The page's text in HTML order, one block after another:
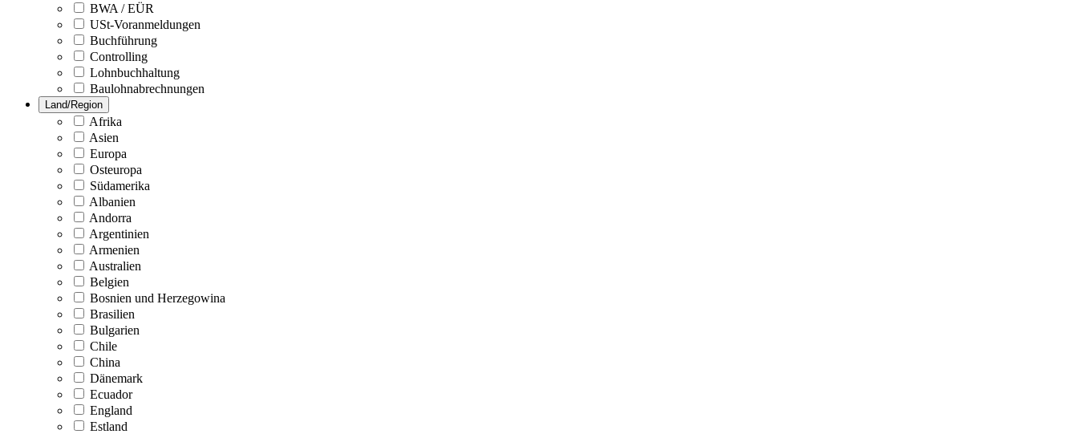
BWA / EÜR
USt-Voranmeldungen
Buchführung
Controlling
Lohnbuchhaltung
Baulohnabrechnungen
Land/Region
Afrika
Asien
Europa
Osteuropa
Südamerika
Albanien
Andorra
Argentinien
Armenien
Australien
Belgien
Bosnien und Herzegowina
Brasilien
Bulgarien
Chile
China
Dänemark
Ecuador
England
Estland